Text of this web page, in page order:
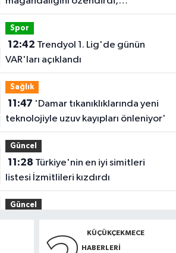
ehliyetinden oldu: 72 bin lira ceza
Spor
12:42
VAR'ları açıklandı
Sağlık
11:47
teknolojiyle uzuv kayıpları önleniyor'
Güncel
11:28
listesi İzmitlileri kızdırdı
Güncel
içinden yürüyerek geçiyorlar
KÜÇÜKÇEKMECE
HABERLERI